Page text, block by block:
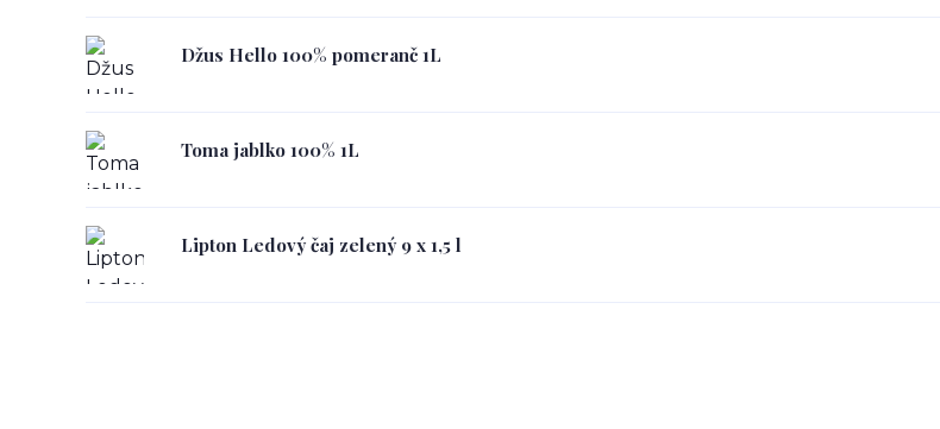
Džus Hello 100% pomeranč 1L
Toma jablko 100% 1L
Lipton Ledový čaj zelený 9 x 1,5 l